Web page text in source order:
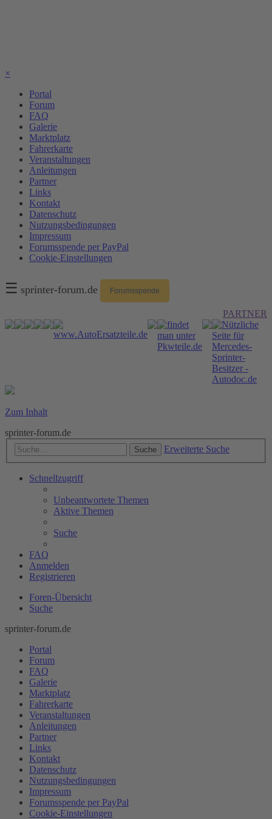
×
Portal
Forum
FAQ
Galerie
Marktplatz
Fahrerkarte
Veranstaltungen
Anleitungen
Partner
Links
Kontakt
Datenschutz
Nutzungsbedingungen
Impressum
Forumsspende per PayPal
Cookie-Einstellungen
☰ sprinter-forum.de Forumsspende
PARTNER
Zum Inhalt
sprinter-forum.de
Suche Erweiterte Suche
Schnellzugriff
Unbeantwortete Themen
Aktive Themen
Suche
FAQ
Anmelden
Registrieren
Foren-Übersicht
Suche
sprinter-forum.de
Portal
Forum
FAQ
Galerie
Marktplatz
Fahrerkarte
Veranstaltungen
Anleitungen
Partner
Links
Kontakt
Datenschutz
Nutzungsbedingungen
Impressum
Forumsspende per PayPal
Cookie-Einstellungen